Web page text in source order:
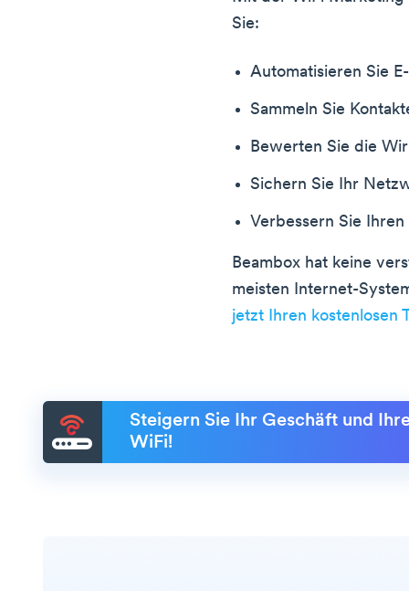
Sie:
Automatisieren Sie
Sammeln Sie
Bewerten Sie die
Sichern Sie Ihr
Verbessern Sie
Beambox hat keine
meisten Internet-
jetzt Ihren kostenlosen
Steigern Sie Ihr Geschäft und
WiFi!